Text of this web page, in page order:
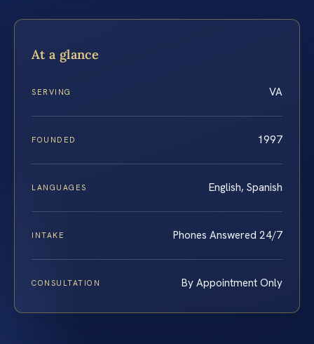
At a glance
SERVING VA
FOUNDED 1997
LANGUAGES English, Spanish
INTAKE Phones Answered 24/7
CONSULTATION By Appointment Only